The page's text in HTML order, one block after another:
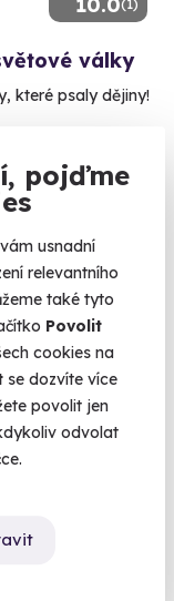
pojďme
usnadní
relevantního
také tyto
Povolit
cookies na
se dozvíte více
povolit jen
odvolat
10.0(1)
války
které psaly dějiny!
- 17